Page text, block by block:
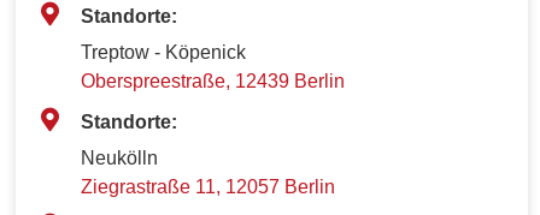
Standorte:
Treptow - Köpenick
Oberspreestraße, 12439 Berlin
Standorte:
Neukölln
Ziegrastraße 11, 12057 Berlin